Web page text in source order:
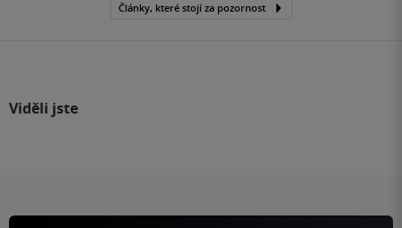
Články, které stojí za pozornost
Viděli jste